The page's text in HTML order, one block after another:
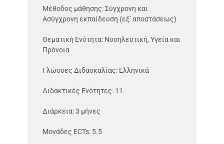
Μέθοδος μάθησης: Σύγχρονη και
Ασύγχρονη εκπαίδευση (εξ’ αποστάσεως)
Θεματική Ενότητα: Νοσηλευτική, Υγεία και
Πρόνοια
Γλώσσες Διδασκαλίας: Ελληνικά
Διδακτικές Ενότητες: 11
Διάρκεια: 3 μήνες
Μονάδες ECTs: 5.5